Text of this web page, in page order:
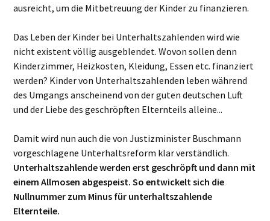
ausreicht, um die Mitbetreuung der Kinder zu finanzieren.
Das Leben der Kinder bei Unterhaltszahlenden wird wie
nicht existent völlig ausgeblendet. Wovon sollen denn
Kinderzimmer, Heizkosten, Kleidung, Essen etc. finanziert
werden? Kinder von Unterhaltszahlenden leben während
des Umgangs anscheinend von der guten deutschen Luft
und der Liebe des geschröpften Elternteils alleine...
Damit wird nun auch die von Justizminister Buschmann
vorgeschlagene Unterhaltsreform klar verständlich.
Unterhaltszahlende werden erst geschröpft und dann mit
einem Allmosen abgespeist. So entwickelt sich die
Nullnummer zum Minus für unterhaltszahlende
Elternteile.